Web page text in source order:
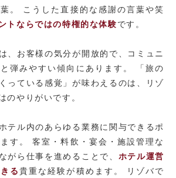
。 こうした直接的な感謝の言葉や笑
トならではの特権的な体験です。
、お客様の気分が開放的で、コミュニ
弾みやすい傾向にあります。 「旅の
っている感覚」が味わえるのは、リゾ
のやりがいです。
テル内のあらゆる業務に関与できるポ
す。 客室・料飲・宴会・施設管理な
がら仕事を進めることで、 ホテル運営
る貴重な経験が積めます。 リゾバで